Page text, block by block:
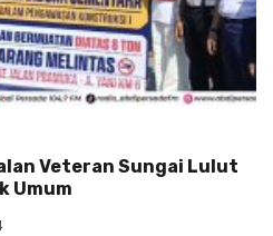
Veteran Sungai Lulut
Umum